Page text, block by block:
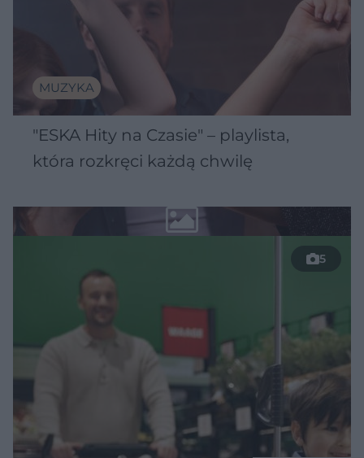
MUZYKA
"ESKA Hity na Czasie" – playlista,
która rozkręci każdą chwilę
5